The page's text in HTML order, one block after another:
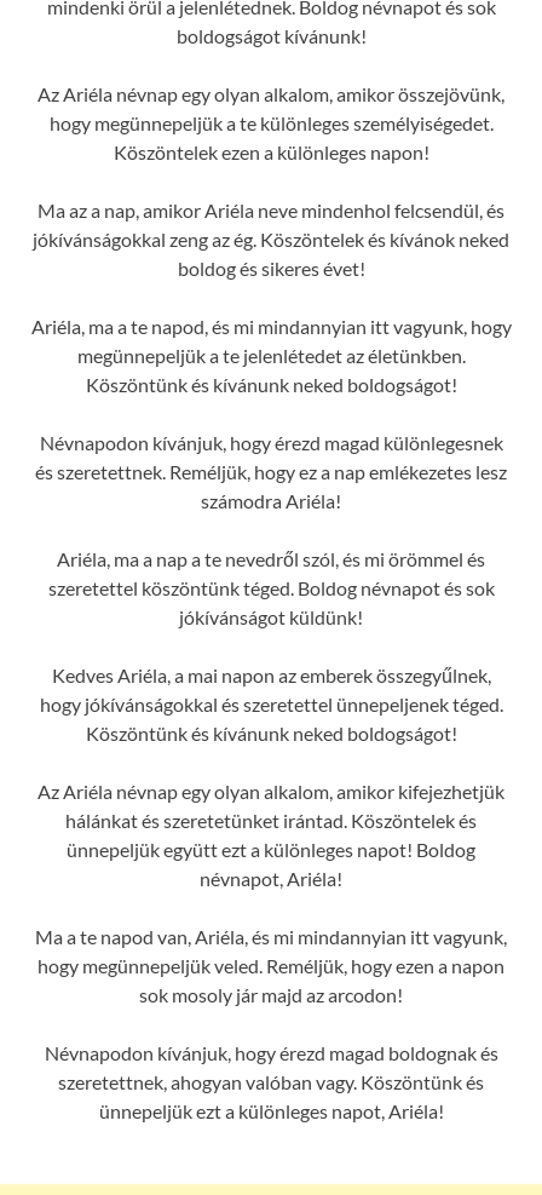
mindenki örül a jelenlétednek. Boldog névnapot és sok
boldogságot kívánunk!
Az Ariéla névnap egy olyan alkalom, amikor összejövünk,
hogy megünnepeljük a te különleges személyiségedet.
Köszöntelek ezen a különleges napon!
Ma az a nap, amikor Ariéla neve mindenhol felcsendül, és
jókívánságokkal zeng az ég. Köszöntelek és kívánok neked
boldog és sikeres évet!
Ariéla, ma a te napod, és mi mindannyian itt vagyunk, hogy
megünnepeljük a te jelenlétedet az életünkben.
Köszöntünk és kívánunk neked boldogságot!
Névnapodon kívánjuk, hogy érezd magad különlegesnek
és szeretettnek. Reméljük, hogy ez a nap emlékezetes lesz
számodra Ariéla!
Ariéla, ma a nap a te nevedről szól, és mi örömmel és
szeretettel köszöntünk téged. Boldog névnapot és sok
jókívánságot küldünk!
Kedves Ariéla, a mai napon az emberek összegyűlnek,
hogy jókívánságokkal és szeretettel ünnepeljenek téged.
Köszöntünk és kívánunk neked boldogságot!
Az Ariéla névnap egy olyan alkalom, amikor kifejezhetjük
hálánkat és szeretetünket irántad. Köszöntelek és
ünnepeljük együtt ezt a különleges napot! Boldog
névnapot, Ariéla!
Ma a te napod van, Ariéla, és mi mindannyian itt vagyunk,
hogy megünnepeljük veled. Reméljük, hogy ezen a napon
sok mosoly jár majd az arcodon!
Névnapodon kívánjuk, hogy érezd magad boldognak és
szeretettnek, ahogyan valóban vagy. Köszöntünk és
ünnepeljük ezt a különleges napot, Ariéla!